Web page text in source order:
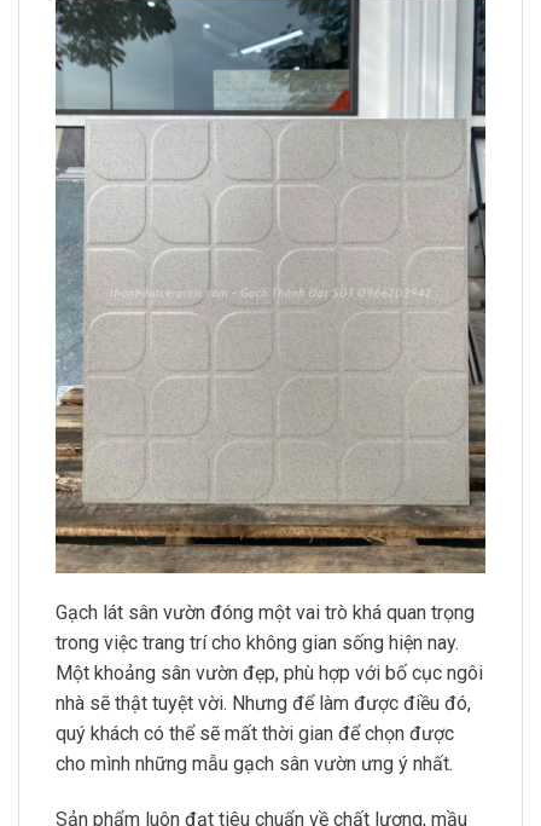
Gạch lát sân vườn đóng một vai trò khá quan trọng
trong việc trang trí cho không gian sống hiện nay.
Một khoảng sân vườn đẹp, phù hợp với bố cục ngôi
nhà sẽ thật tuyệt vời. Nhưng để làm được điều đó,
quý khách có thể sẽ mất thời gian để chọn được
cho mình những mẫu gạch sân vườn ưng ý nhất.
Sản phẩm luôn đạt tiêu chuẩn về chất lượng, mầu